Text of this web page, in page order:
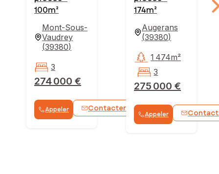
100m²
Mont-Sous-
Vaudrey
(39380)
274 000 €
3
Appeler Contacter WhatsApp
174m²
Augerans
(39380)
275 000 €
1 474m²
3
Appeler